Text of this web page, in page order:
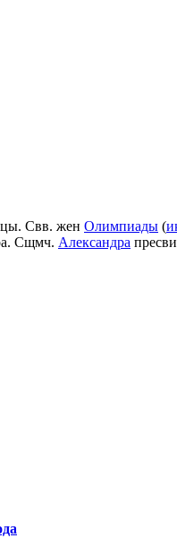
Свв. жен Олимпиады (
Сщмч. Александра